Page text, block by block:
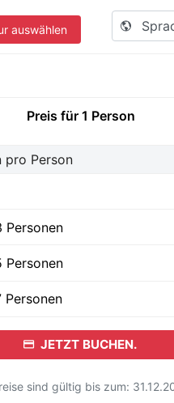
auswählen
Preis für 1 Person
pro Person
Personen
Personen
JETZT BUCHEN.
sind gültig bis zum: